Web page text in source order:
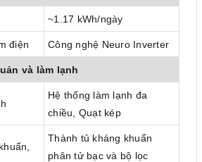
~1.17 kWh/ngày
điện Công nghệ Neuro Inverter
và làm lạnh
Hệ thống làm lạnh đa
chiều, Quạt kép
Thành tủ kháng khuẩn
phân tử bạc và bộ lọc